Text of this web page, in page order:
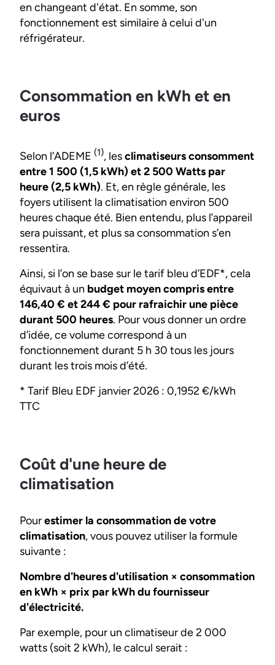
en changeant d'état. En somme, son
fonctionnement est similaire à celui d'un
réfrigérateur.
Consommation en kWh et en
euros
Selon l’ADEME (1), lesclimatiseurs consomment
entre 1 500 (1,5 kWh) et 2 500 Watts par
heure (2,5 kWh). Et, en règle générale, les
foyers utilisent la climatisation environ 500
heures chaque été. Bien entendu, plus l’appareil
sera puissant, et plus sa consommation s’en
ressentira.
Ainsi, si l’on se base sur le tarif bleu d’EDF*, cela
équivaut à un budget moyen compris entre
146,40 € et 244 € pour rafraichir une pièce
durant 500 heures. Pour vous donner un ordre
d’idée, ce volume correspond à un
fonctionnement durant 5 h 30 tous les jours
durant les trois mois d’été.
* Tarif Bleu EDF janvier 2026 : 0,1952 €/kWh
TTC
Coût d'une heure de
climatisation
Pourestimer la consommation de votre
climatisation, vous pouvez utiliser la formule
suivante :
Nombre d'heures d'utilisation × consommation
en kWh × prix par kWh du fournisseur
d'électricité.
Par exemple, pour un climatiseur de 2 000
watts (soit 2 kWh), le calcul serait :